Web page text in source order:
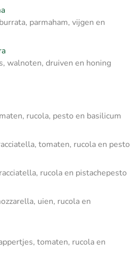
parmaham, vijgen en
walnoten, druiven en honing
rucola, pesto en basilicum
tomaten, rucola en pesto
rucola en pistachepesto
uien, rucola en
tomaten, rucola en